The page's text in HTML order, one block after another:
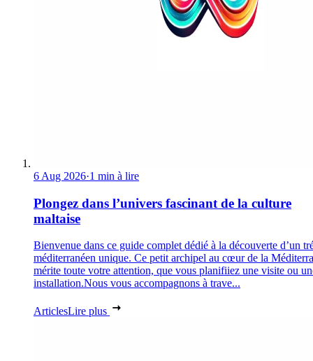
6 Aug 2026·1 min à lire
Plongez dans l’univers fascinant de la culture
maltaise
Bienvenue dans ce guide complet dédié à la découverte d’un
méditerranéen unique. Ce petit archipel au cœur de la
mérite toute votre attention, que vous planifiiez une visite ou
installation.Nous vous accompagnons à trave...
ArticlesLire plus